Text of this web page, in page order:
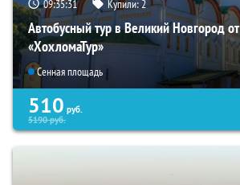
09:35:30 Купили:2
Автобусный тур в Великий Новгород
«ХохломаТур»
Сенная площадь
510 руб.
5190руб.